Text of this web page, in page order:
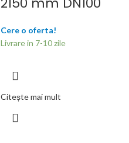
Cere o oferta!
Livrare in 7-10 zile
Citește mai mult